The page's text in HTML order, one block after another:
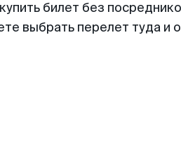
билет без
выбрать перелет туда и